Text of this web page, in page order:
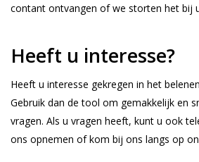
contant ontvangen of we storten het bij
Heeft u interesse?
Heeft u interesse gekregen in het
Gebruik dan de tool om gemakkelijk en
vragen. Als u vragen heeft, kunt u ook
ons opnemen of kom bij ons langs op